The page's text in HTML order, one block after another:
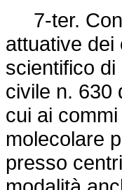
7-ter. Con
attuative dei
scientifico
civile n. 630
cui ai
molecolare
presso